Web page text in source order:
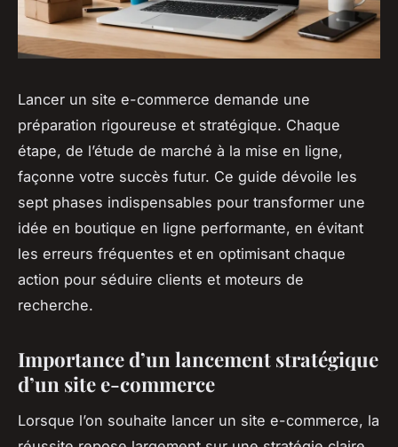
Lancer un site e-commerce demande une
préparation rigoureuse et stratégique. Chaque
étape, de l’étude de marché à la mise en ligne,
façonne votre succès futur. Ce guide dévoile les
sept phases indispensables pour transformer une
idée en boutique en ligne performante, en évitant
les erreurs fréquentes et en optimisant chaque
action pour séduire clients et moteurs de
recherche.
Importance d’un lancement stratégique
d’un site e-commerce
Lorsque l’on souhaite lancer un site e-commerce, la